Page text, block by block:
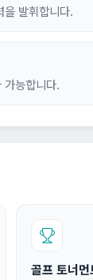
을 발휘합니다.
능합니다.
골프 토너